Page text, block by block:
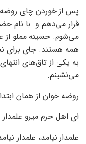
پس از خوردن چای
قرار می‌دهم و با نام
می‌شوم. حسینه مملو از
همه هستند. جای برای
به یکی از تاق‌های
می‌نشینم.
روضه خوان از همان
ای اهل حرم میرو علمدار
علمدار نیامد، علمدار